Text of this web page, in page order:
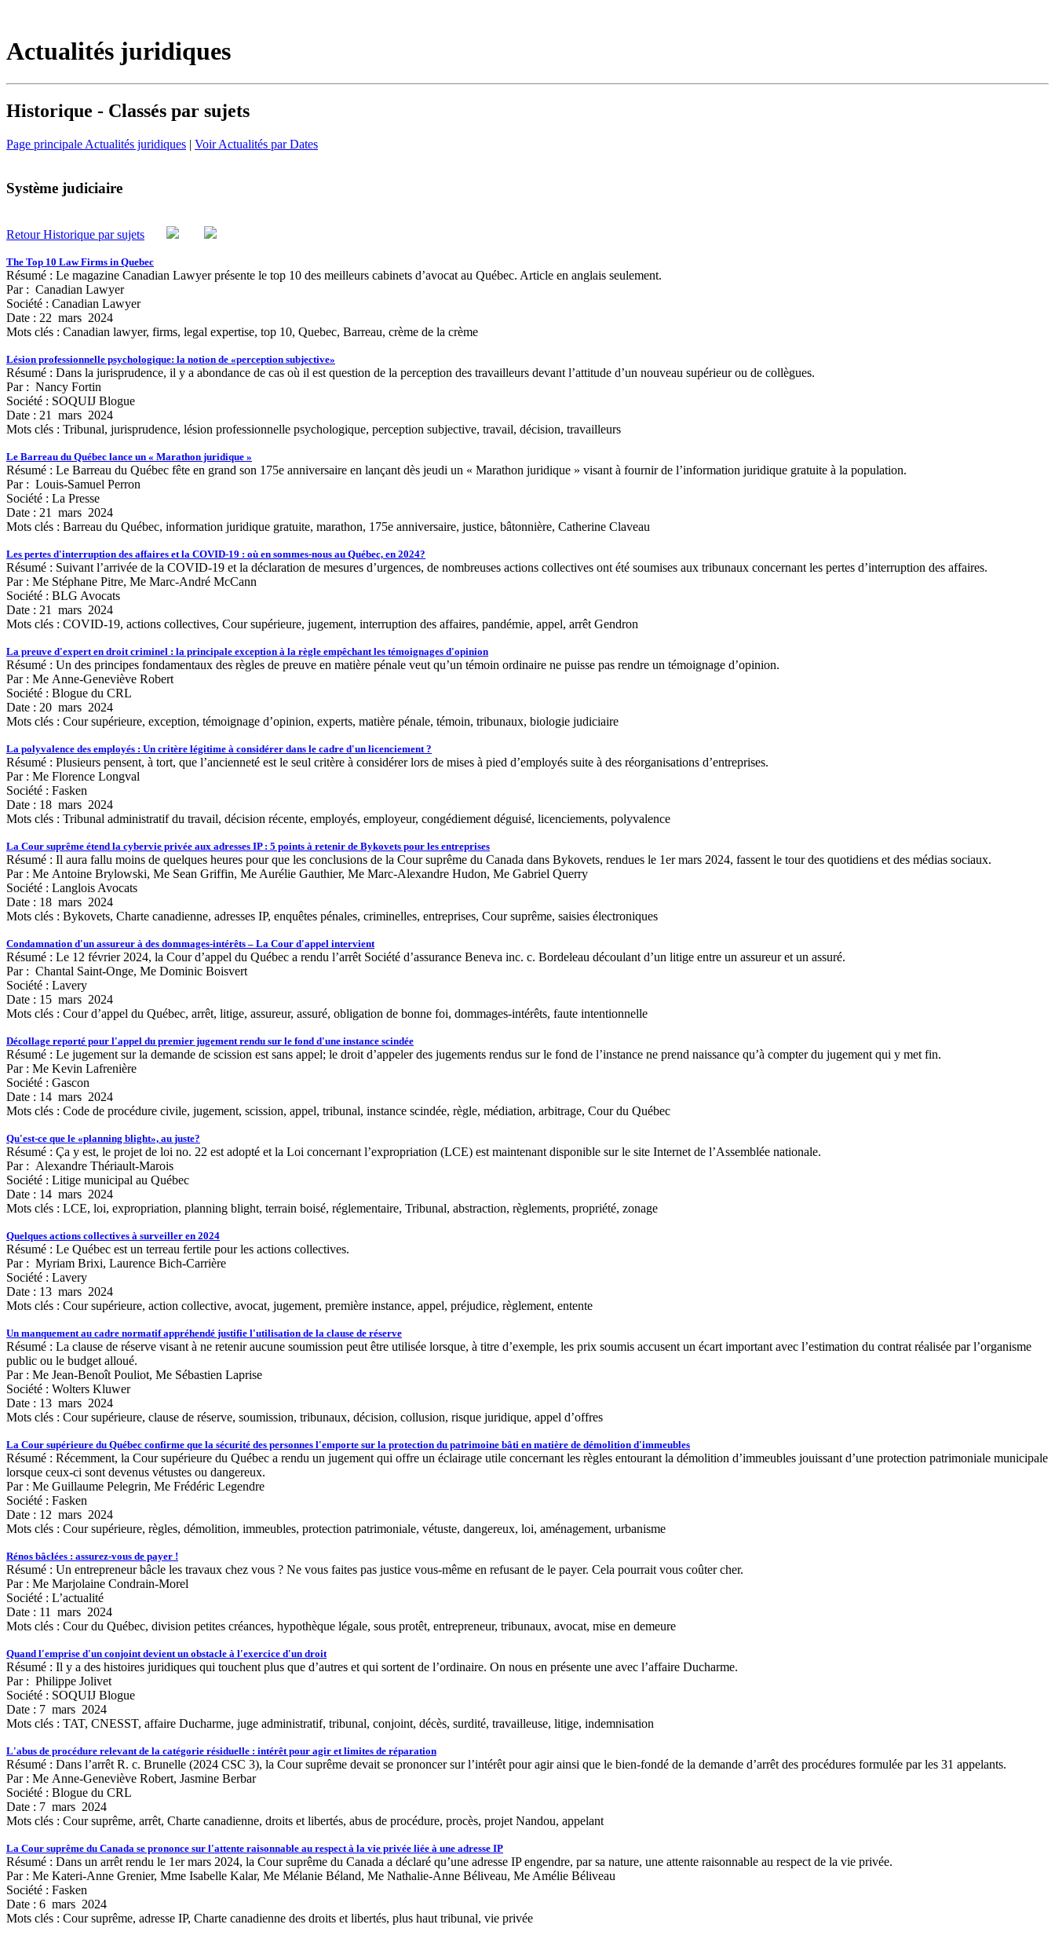
Actualités juridiques
Historique - Classés par sujets
Page principale Actualités juridiques | Voir Actualités par Dates
Système judiciaire
Retour Historique par sujets
The Top 10 Law Firms in Quebec
Résumé : Le magazine Canadian Lawyer présente le top 10 des meilleurs cabinets d’avocat au Québec. Article en anglais seulement.
Par : Canadian Lawyer
Société : Canadian Lawyer
Date : 22 mars 2024
Mots clés : Canadian lawyer, firms, legal expertise, top 10, Quebec, Barreau, crème de la crème
Lésion professionnelle psychologique: la notion de «perception subjective»
Résumé : Dans la jurisprudence, il y a abondance de cas où il est question de la perception des travailleurs devant l’attitude d’un nouveau supérieur ou de collègues.
Par : Nancy Fortin
Société : SOQUIJ Blogue
Date : 21 mars 2024
Mots clés : Tribunal, jurisprudence, lésion professionnelle psychologique, perception subjective, travail, décision, travailleurs
Le Barreau du Québec lance un « Marathon juridique »
Résumé : Le Barreau du Québec fête en grand son 175e anniversaire en lançant dès jeudi un « Marathon juridique » visant à fournir de l’information juridique gratuite à la population.
Par : Louis-Samuel Perron
Société : La Presse
Date : 21 mars 2024
Mots clés : Barreau du Québec, information juridique gratuite, marathon, 175e anniversaire, justice, bâtonnière, Catherine Claveau
Les pertes d'interruption des affaires et la COVID-19 : où en sommes-nous au Québec, en 2024?
Résumé : Suivant l’arrivée de la COVID-19 et la déclaration de mesures d’urgences, de nombreuses actions collectives ont été soumises aux tribunaux concernant les pertes d’interruption des affaires.
Par : Me Stéphane Pitre, Me Marc-André McCann
Société : BLG Avocats
Date : 21 mars 2024
Mots clés : COVID-19, actions collectives, Cour supérieure, jugement, interruption des affaires, pandémie, appel, arrêt Gendron
La preuve d'expert en droit criminel : la principale exception à la règle empêchant les témoignages d'opinion
Résumé : Un des principes fondamentaux des règles de preuve en matière pénale veut qu’un témoin ordinaire ne puisse pas rendre un témoignage d’opinion.
Par : Me Anne-Geneviève Robert
Société : Blogue du CRL
Date : 20 mars 2024
Mots clés : Cour supérieure, exception, témoignage d’opinion, experts, matière pénale, témoin, tribunaux, biologie judiciaire
La polyvalence des employés : Un critère légitime à considérer dans le cadre d'un licenciement ?
Résumé : Plusieurs pensent, à tort, que l’ancienneté est le seul critère à considérer lors de mises à pied d’employés suite à des réorganisations d’entreprises.
Par : Me Florence Longval
Société : Fasken
Date : 18 mars 2024
Mots clés : Tribunal administratif du travail, décision récente, employés, employeur, congédiement déguisé, licenciements, polyvalence
La Cour suprême étend la cybervie privée aux adresses IP : 5 points à retenir de Bykovets pour les entreprises
Résumé : Il aura fallu moins de quelques heures pour que les conclusions de la Cour suprême du Canada dans Bykovets, rendues le 1er mars 2024, fassent le tour des quotidiens et des médias sociaux.
Par : Me Antoine Brylowski, Me Sean Griffin, Me Aurélie Gauthier, Me Marc-Alexandre Hudon, Me Gabriel Querry
Société : Langlois Avocats
Date : 18 mars 2024
Mots clés : Bykovets, Charte canadienne, adresses IP, enquêtes pénales, criminelles, entreprises, Cour suprême, saisies électroniques
Condamnation d'un assureur à des dommages-intérêts – La Cour d'appel intervient
Résumé : Le 12 février 2024, la Cour d’appel du Québec a rendu l’arrêt Société d’assurance Beneva inc. c. Bordeleau découlant d’un litige entre un assureur et un assuré.
Par : Chantal Saint-Onge, Me Dominic Boisvert
Société : Lavery
Date : 15 mars 2024
Mots clés : Cour d’appel du Québec, arrêt, litige, assureur, assuré, obligation de bonne foi, dommages-intérêts, faute intentionnelle
Décollage reporté pour l'appel du premier jugement rendu sur le fond d'une instance scindée
Résumé : Le jugement sur la demande de scission est sans appel; le droit d’appeler des jugements rendus sur le fond de l’instance ne prend naissance qu’à compter du jugement qui y met fin.
Par : Me Kevin Lafrenière
Société : Gascon
Date : 14 mars 2024
Mots clés : Code de procédure civile, jugement, scission, appel, tribunal, instance scindée, règle, médiation, arbitrage, Cour du Québec
Qu'est-ce que le «planning blight», au juste?
Résumé : Ça y est, le projet de loi no. 22 est adopté et la Loi concernant l’expropriation (LCE) est maintenant disponible sur le site Internet de l’Assemblée nationale.
Par : Alexandre Thériault-Marois
Société : Litige municipal au Québec
Date : 14 mars 2024
Mots clés : LCE, loi, expropriation, planning blight, terrain boisé, réglementaire, Tribunal, abstraction, règlements, propriété, zonage
Quelques actions collectives à surveiller en 2024
Résumé : Le Québec est un terreau fertile pour les actions collectives.
Par : Myriam Brixi, Laurence Bich-Carrière
Société : Lavery
Date : 13 mars 2024
Mots clés : Cour supérieure, action collective, avocat, jugement, première instance, appel, préjudice, règlement, entente
Un manquement au cadre normatif appréhendé justifie l'utilisation de la clause de réserve
Résumé : La clause de réserve visant à ne retenir aucune soumission peut être utilisée lorsque, à titre d’exemple, les prix soumis accusent un écart important avec l’estimation du contrat réalisée par l’organisme
public ou le budget alloué.
Par : Me Jean-Benoît Pouliot, Me Sébastien Laprise
Société : Wolters Kluwer
Date : 13 mars 2024
Mots clés : Cour supérieure, clause de réserve, soumission, tribunaux, décision, collusion, risque juridique, appel d’offres
La Cour supérieure du Québec confirme que la sécurité des personnes l'emporte sur la protection du patrimoine bâti en matière de démolition d'immeubles
Résumé : Récemment, la Cour supérieure du Québec a rendu un jugement qui offre un éclairage utile concernant les règles entourant la démolition d’immeubles jouissant d’une protection patrimoniale municipale
lorsque ceux-ci sont devenus vétustes ou dangereux.
Par : Me Guillaume Pelegrin, Me Frédéric Legendre
Société : Fasken
Date : 12 mars 2024
Mots clés : Cour supérieure, règles, démolition, immeubles, protection patrimoniale, vétuste, dangereux, loi, aménagement, urbanisme
Rénos bâclées : assurez-vous de payer !
Résumé : Un entrepreneur bâcle les travaux chez vous ? Ne vous faites pas justice vous-même en refusant de le payer. Cela pourrait vous coûter cher.
Par : Me Marjolaine Condrain-Morel
Société : L’actualité
Date : 11 mars 2024
Mots clés : Cour du Québec, division petites créances, hypothèque légale, sous protêt, entrepreneur, tribunaux, avocat, mise en demeure
Quand l'emprise d'un conjoint devient un obstacle à l'exercice d'un droit
Résumé : Il y a des histoires juridiques qui touchent plus que d’autres et qui sortent de l’ordinaire. On nous en présente une avec l’affaire Ducharme.
Par : Philippe Jolivet
Société : SOQUIJ Blogue
Date : 7 mars 2024
Mots clés : TAT, CNESST, affaire Ducharme, juge administratif, tribunal, conjoint, décès, surdité, travailleuse, litige, indemnisation
L'abus de procédure relevant de la catégorie résiduelle : intérêt pour agir et limites de réparation
Résumé : Dans l’arrêt R. c. Brunelle (2024 CSC 3), la Cour suprême devait se prononcer sur l’intérêt pour agir ainsi que le bien-fondé de la demande d’arrêt des procédures formulée par les 31 appelants.
Par : Me Anne-Geneviève Robert, Jasmine Berbar
Société : Blogue du CRL
Date : 7 mars 2024
Mots clés : Cour suprême, arrêt, Charte canadienne, droits et libertés, abus de procédure, procès, projet Nandou, appelant
La Cour suprême du Canada se prononce sur l'attente raisonnable au respect à la vie privée liée à une adresse IP
Résumé : Dans un arrêt rendu le 1er mars 2024, la Cour suprême du Canada a déclaré qu’une adresse IP engendre, par sa nature, une attente raisonnable au respect de la vie privée.
Par : Me Kateri-Anne Grenier, Mme Isabelle Kalar, Me Mélanie Béland, Me Nathalie-Anne Béliveau, Me Amélie Béliveau
Société : Fasken
Date : 6 mars 2024
Mots clés : Cour suprême, adresse IP, Charte canadienne des droits et libertés, plus haut tribunal, vie privée